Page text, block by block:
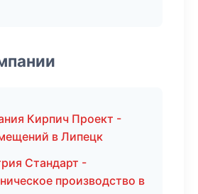
Кирпич Проект -
в Липецк
Стандарт -
производство в